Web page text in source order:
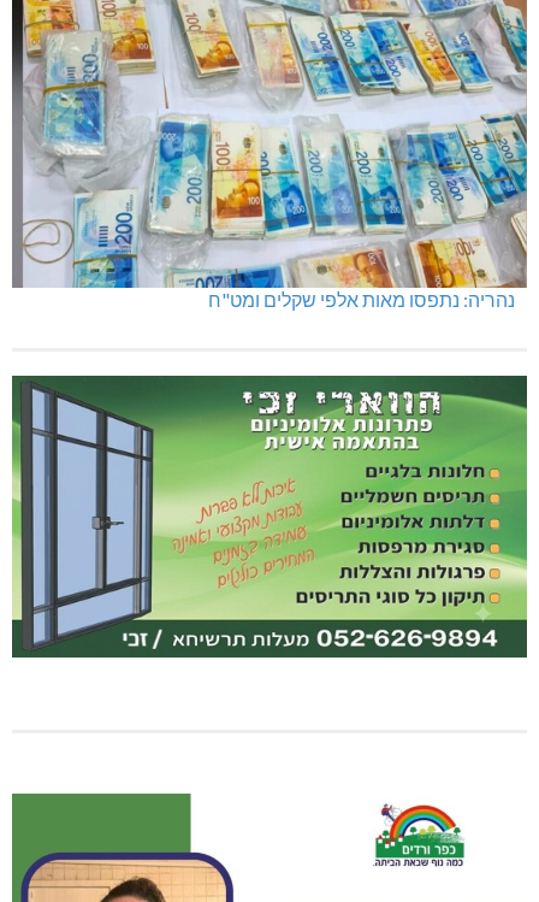
נהריה: נתפסו מאות אלפי שקלים ומט"ח